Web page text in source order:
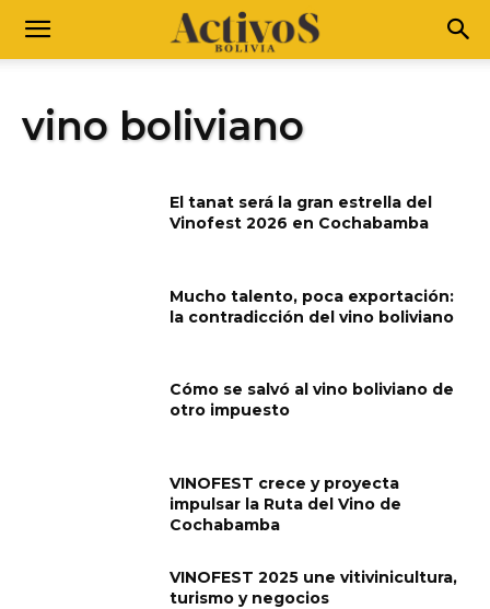
vino boliviano
El tanat será la gran estrella del
Vinofest 2026 en Cochabamba
Mucho talento, poca exportación:
la contradicción del vino boliviano
Cómo se salvó al vino boliviano de
otro impuesto
VINOFEST crece y proyecta
impulsar la Ruta del Vino de
Cochabamba
VINOFEST 2025 une vitivinicultura,
turismo y negocios